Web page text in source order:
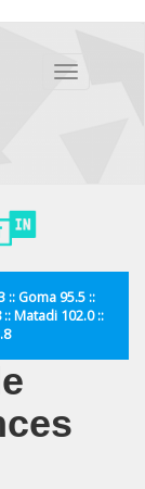
Toggle
:: Goma 95.5 ::
Matadi 102.0 ::